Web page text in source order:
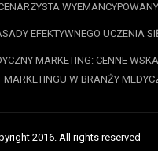
WYEMANCYPOWANY
EFEKTYWNEGO UCZENIA
MARKETING: CENNE
MARKETINGU W BRANŻY
2016. All rights reserved